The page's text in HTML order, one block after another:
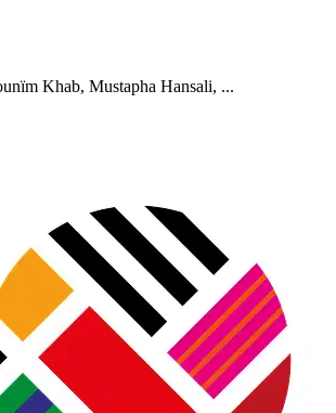
Khab, Mustapha Hansali, ...